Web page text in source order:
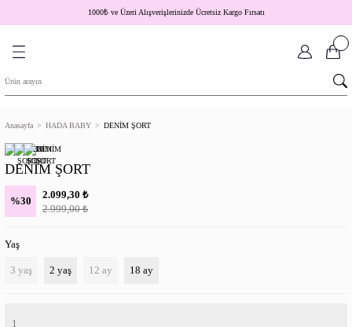
1000₺ve Üzeri Alışverişlerinizde Ücretsiz Kargo Fırsatı
Anasayfa HADA BABY DENİM ŞORT
DENİM ŞORT
%30
2.099,30 ₺
2.999,00₺
Yaş
3 yaş 2 yaş 12 ay 18 ay